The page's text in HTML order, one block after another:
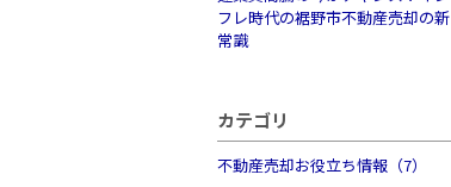
フレ時代の裾野市不動産売却の新
常識
カテゴリ
不動産売却お役立ち情報（7）